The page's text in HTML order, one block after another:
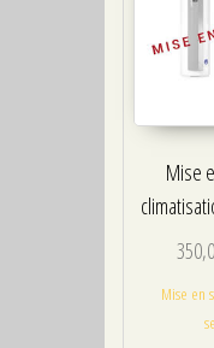
Mise
Mise en